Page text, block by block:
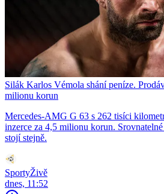
Silák Karlos Vémola shání peníze.
milionu korun
Mercedes-AMG G 63 s 262 tisíci
inzerce za 4,5 milionu korun.
stojí stejně.
SportyŽivě
dnes, 11:52